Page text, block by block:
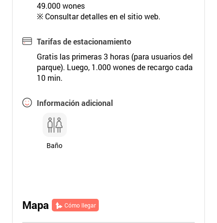
49.000 wones
※ Consultar detalles en el sitio web.
Tarifas de estacionamiento
Gratis las primeras 3 horas (para usuarios del
parque). Luego, 1.000 wones de recargo cada
10 min.
Información adicional
Baño
Mapa Cómo llegar